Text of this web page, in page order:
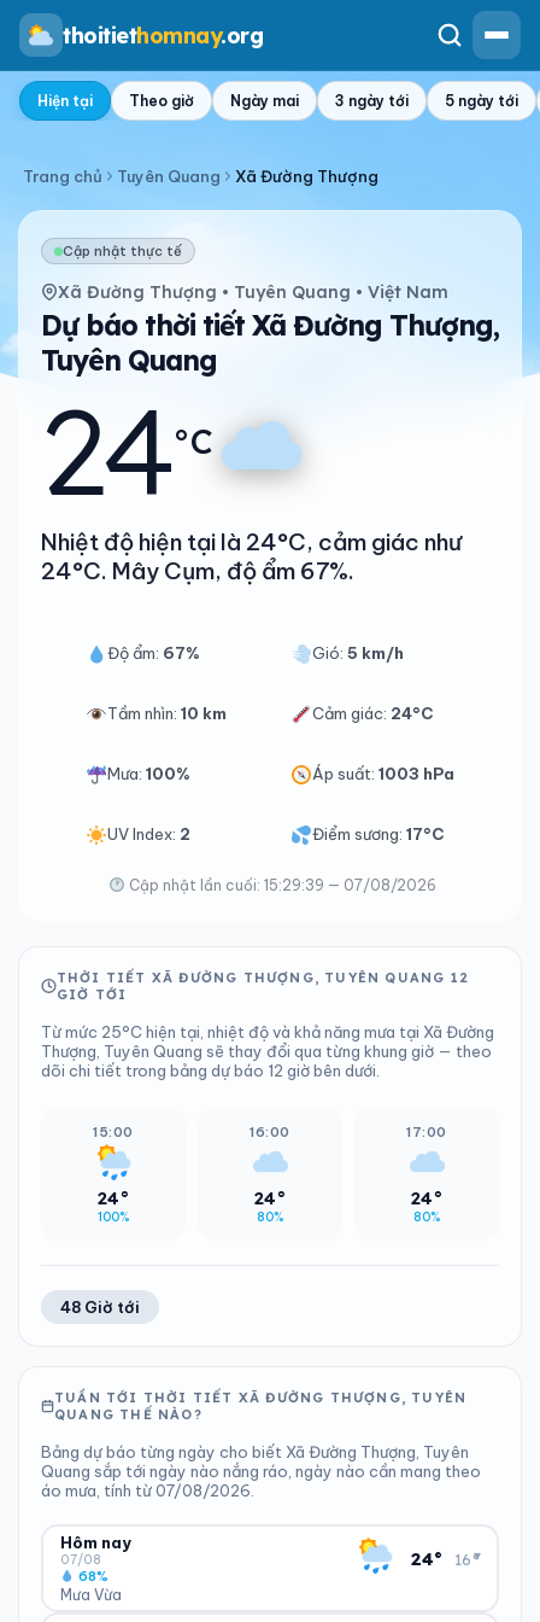
thoitiethomnay.org
Hiện tại Theo giờ Ngày mai 3 ngày tới 5 ngày tới
Trang chủ Tuyên Quang Xã Đường Thượng
Cập nhật thực tế
Xã Đường Thượng • Tuyên Quang • Việt Nam
Dự báo thời tiết Xã Đường Thượng,
Tuyên Quang
24°C
Nhiệt độ hiện tại là 24°C, cảm giác như
24°C. Mây Cụm, độ ẩm 67%.
Độ ẩm: 67% Gió:5 km/h
Tầm nhìn: 10 km Cảm giác: 24°C
Mưa: 100% Áp suất:1003 hPa
UV Index: 2 Điểm sương:17°C
Cập nhật lần cuối: 15:29:39 — 07/08/2026
THỜI TIẾT XÃ ĐƯỜNG THƯỢNG, TUYÊN QUANG 12
GIỜ TỚI
Từ mức 25°C hiện tại, nhiệt độ và khả năng mưa tại Xã Đường
Thượng, Tuyên Quang sẽ thay đổi qua từng khung giờ — theo
dõi chi tiết trong bảng dự báo 12 giờ bên dưới.
15:00
24°
100%
16:00
24°
80%
17:00
24°
80%
48 Giờ tới
TUẦN TỚI THỜI TIẾT XÃ ĐƯỜNG THƯỢNG, TUYÊN
QUANG THẾ NÀO?
Bảng dự báo từng ngày cho biết Xã Đường Thượng, Tuyên
Quang sắp tới ngày nào nắng ráo, ngày nào cần mang theo
áo mưa, tính từ 07/08/2026.
Hôm nay
07/08
Mưa Vừa
68%
24° 16°
▾